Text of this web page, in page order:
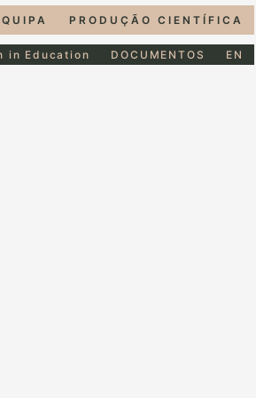
PRODUÇÃO CIENTÍFICA
in Education DOCUMENTOS EN